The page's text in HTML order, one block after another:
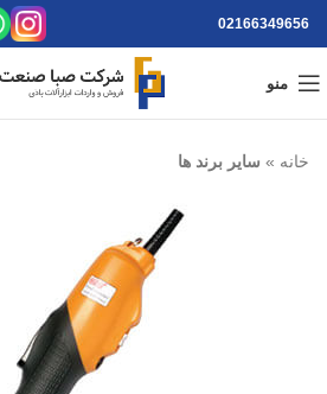
02166349656
منو
خانه » سایر برند ها